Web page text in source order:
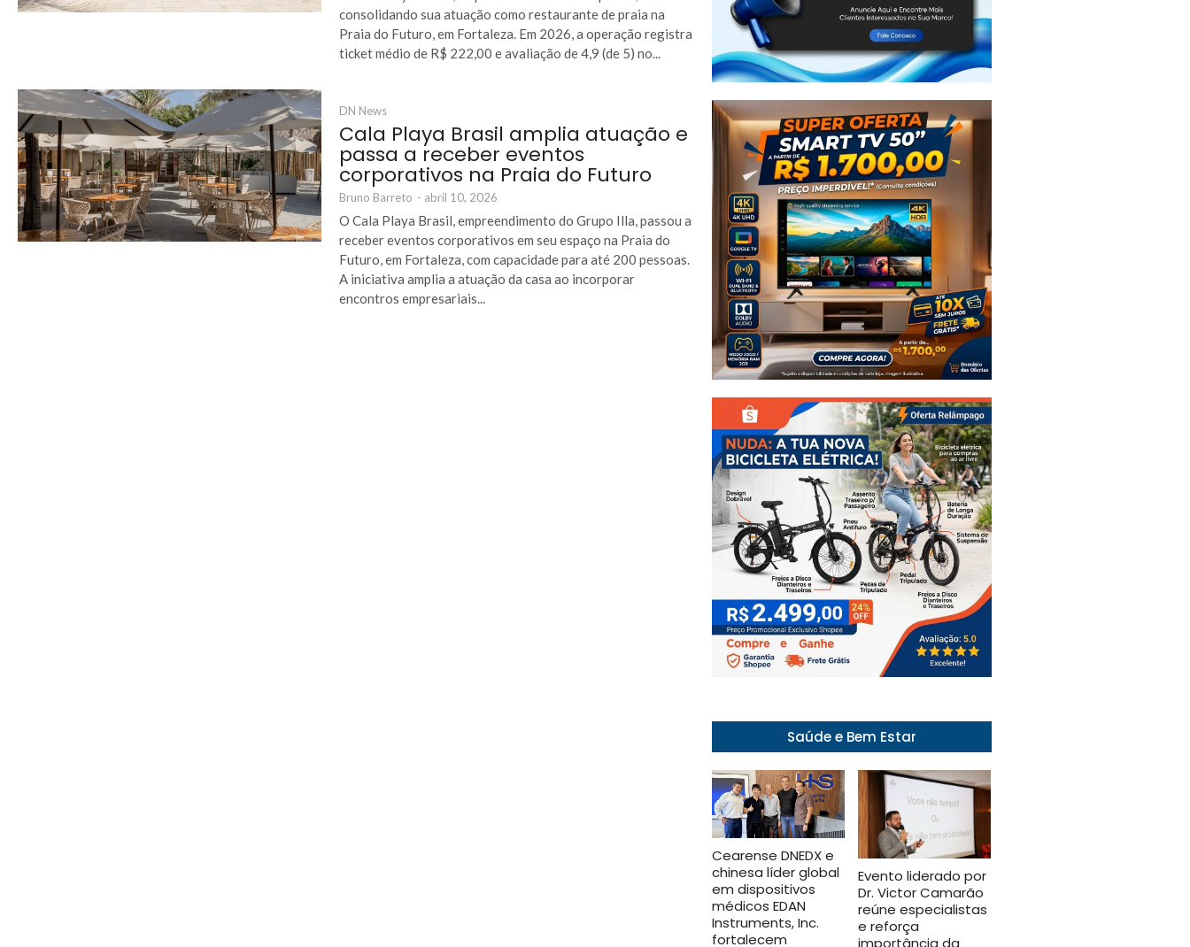
consolidando sua atuação como restaurante de praia na
Praia do Futuro, em Fortaleza. Em 2026, a operação registra
ticket médio de R$ 222,00 e avaliação de 4,9 (de 5) no...
DN News
Cala Playa Brasil amplia atuação e
passa a receber eventos
corporativos na Praia do Futuro
Bruno Barreto - abril 10, 2026
O Cala Playa Brasil, empreendimento do Grupo Illa, passou a
receber eventos corporativos em seu espaço na Praia do
Futuro, em Fortaleza, com capacidade para até 200 pessoas.
A iniciativa amplia a atuação da casa ao incorporar
encontros empresariais...
Saúde e Bem Estar
Cearense DNEDX e
chinesa líder global
em dispositivos
médicos EDAN
Instruments, Inc.
fortalecem
Evento liderado por
Dr. Victor Camarão
reúne especialistas
e reforça
importância da